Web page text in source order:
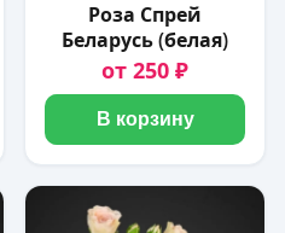
Роза Спрей
Беларусь (белая)
от 250 ₽
В корзину